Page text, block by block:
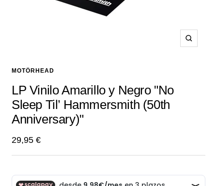
Zoom
MOTÖRHEAD
LP Vinilo Amarillo y Negro "No
Sleep Til’ Hammersmith (50th
Anniversary)"
Precio
de
29,95 €